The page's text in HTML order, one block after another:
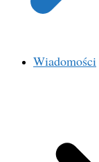
Wiadomości